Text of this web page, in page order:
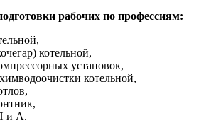
рабочих по профессиям:
котельной,
установок,
котельной,
и А.